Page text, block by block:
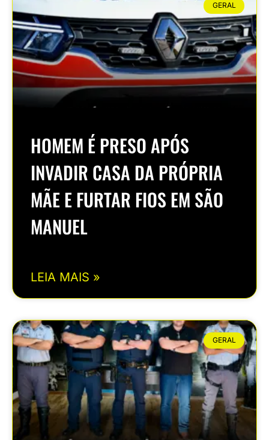
GERAL
HOMEM É PRESO APÓS
INVADIR CASA DA PRÓPRIA
MÃE E FURTAR FIOS EM SÃO
MANUEL
LEIA MAIS »
GERAL